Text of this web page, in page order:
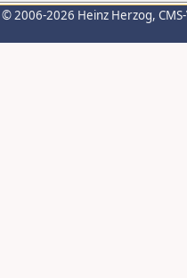
© 2006-2026 Heinz Herzog,